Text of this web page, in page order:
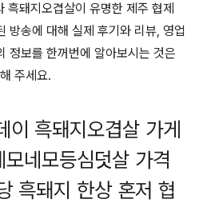
흑돼지오겹살이 유명한 제주 협제
방송에 대해 실제 후기와 리뷰, 영업
정보를 한꺼번에 알아보시는 것은
주세요.
이 흑돼지오겹살 가게
네모등심덧살 가격
흑돼지 한상 혼저 협